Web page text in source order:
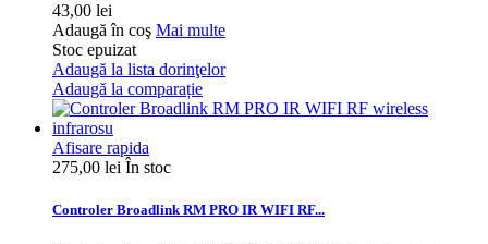
43,00 lei
Adaugă în coş Mai multe
Stoc epuizat
Adaugă la lista dorinţelor
Adaugă la comparație
Afisare rapida
275,00 lei În stoc
Controler Broadlink RM PRO IR WIFI RF...